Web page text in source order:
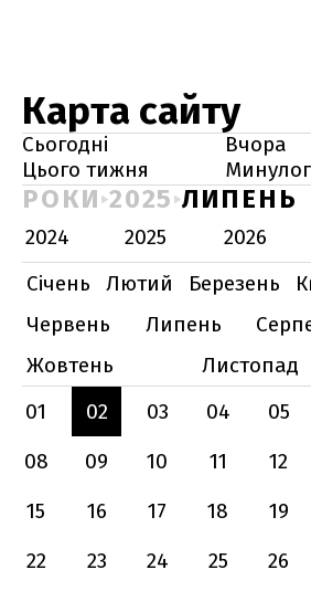
Карта сайту
Сьогодні
Вчора
Цього тижня
РОКИ 2025 ЛИПЕНЬ
2024 2025
2026
Січень
Лютий Березень
Червень
Липень
Жовтень
Листопад
01
02 03 04 05
08
09 10 11 12
15
16 17 18 19
22
23 24 25 26